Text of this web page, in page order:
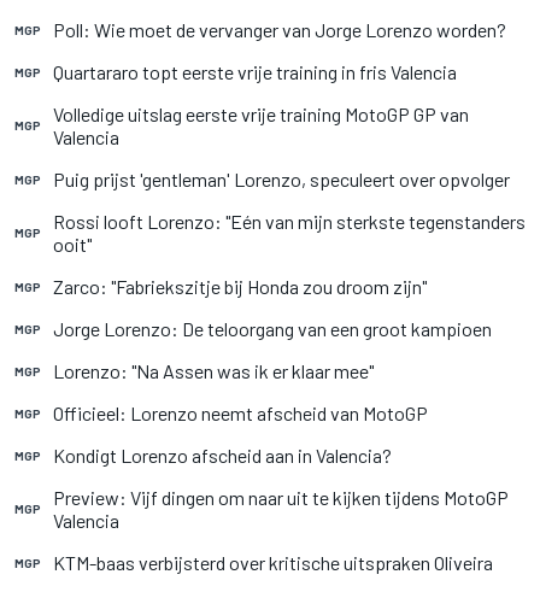
MGP Poll: Wie moet de vervanger van Jorge Lorenzo worden?
MGP Quartararo topt eerste vrije training in fris Valencia
MGP
Volledige uitslag eerste vrije training MotoGP GP van
Valencia
MGP Puig prijst 'gentleman' Lorenzo, speculeert over opvolger
MGP
Rossi looft Lorenzo: "Eén van mijn sterkste tegenstanders
ooit"
MGP Zarco: "Fabriekszitje bij Honda zou droom zijn"
MGP Jorge Lorenzo: De teloorgang van een groot kampioen
MGP Lorenzo: "Na Assen was ik er klaar mee"
MGP Officieel: Lorenzo neemt afscheid van MotoGP
MGP Kondigt Lorenzo afscheid aan in Valencia?
MGP
Preview: Vijf dingen om naar uit te kijken tijdens MotoGP
Valencia
MGP KTM-baas verbijsterd over kritische uitspraken Oliveira